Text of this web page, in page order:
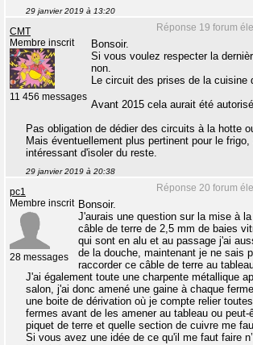
29 janvier 2019 à 13:20
Réponse 19 forum
CMT
Membre inscrit
11 456 messages
Bonsoir.
Si vous voulez respecter la
non.
Le circuit des prises de la cuisine
Avant 2015 cela aurait été
Pas obligation de dédier des circuits à la hotte
Mais éventuellement plus pertinent pour le frigo,
intéressant d'isoler du reste.
29 janvier 2019 à 20:38
Réponse 20 forum
pc1
Membre inscrit
28 messages
Bonsoir.
J'aurais une question sur la mise à
câble de terre de 2,5 mm de baies
qui sont en alu et au passage j'ai
de la douche, maintenant je ne sais
raccorder ce câble de terre au
J'ai également toute une charpente métallique
salon, j'ai donc amené une gaine à chaque
une boite de dérivation où je compte relier
fermes avant de les amener au tableau ou peut-
piquet de terre et quelle section de cuivre me
Si vous avez une idée de ce qu'il me faut faire